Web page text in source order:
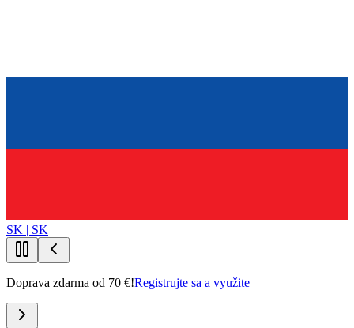
SK | SK
Doprava zdarma od 70 €!Registrujte sa a využite